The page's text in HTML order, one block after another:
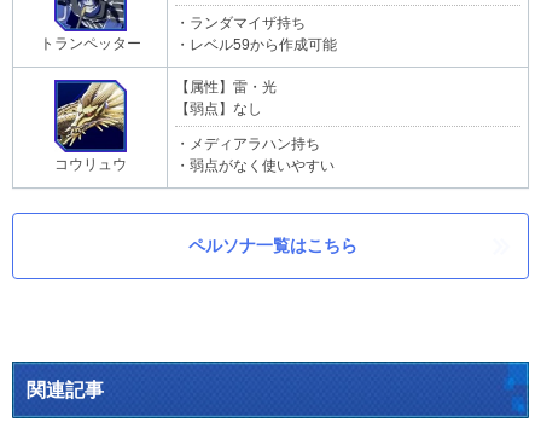
トランペッター
・ランダマイザ持ち
・レベル59から作成可能
コウリュウ
【属性】雷・光
【弱点】なし
・メディアラハン持ち
・弱点がなく使いやすい
ペルソナ一覧はこちら
関連記事